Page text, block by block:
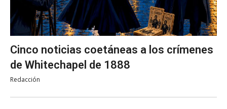
Cinco noticias coetáneas a los crímenes
de Whitechapel de 1888
Redacción